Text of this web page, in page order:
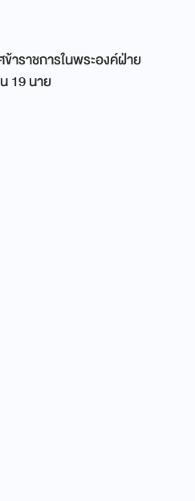
าราชการในพระองค์ฝ่าย
19 นาย